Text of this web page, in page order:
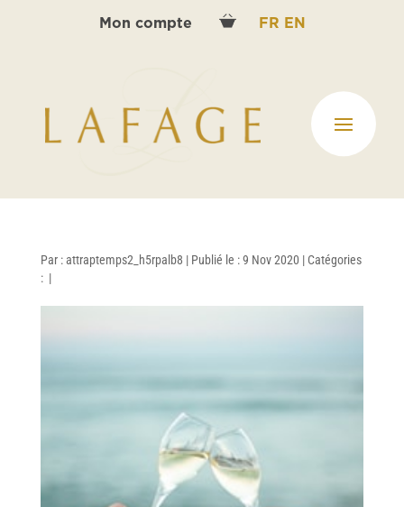
Mon compte FR EN
Par :attraptemps2_h5rpalb8 | Publié le : 9 Nov 2020 | Catégories
: |